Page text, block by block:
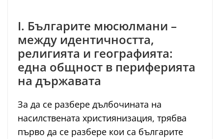
I. Българите мюсюлмани –
между идентичността,
религията и географията:
една общност в периферията
на държавата
За да се разбере дълбочината на
насилствената християнизация, трябва
първо да се разбере кои са българите